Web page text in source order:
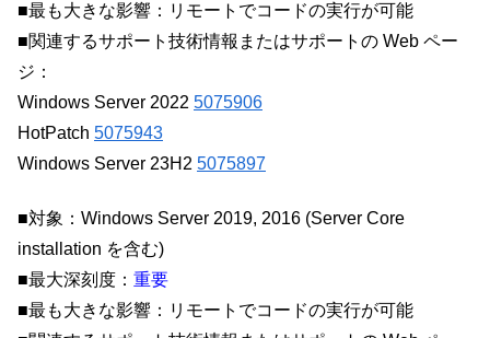
■最も大きな影響：リモートでコードの実行が可能
■関連するサポート技術情報またはサポートの Web ペー
ジ：
Windows Server 2022 5075906
HotPatch 5075943
Windows Server 23H2 5075897
■対象：Windows Server 2019, 2016 (Server Core
installation を含む)
■最大深刻度： 重要
■最も大きな影響：リモートでコードの実行が可能